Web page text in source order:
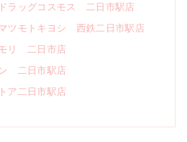
ラッグコスモス 二日市駅店
ツモトキヨシ 西鉄二日市駅店
リ 二日市店
二日市駅店
ア二日市駅店